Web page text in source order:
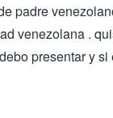
padre
venezolana .
presentar y